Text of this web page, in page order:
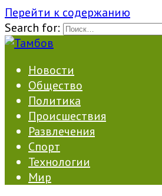
Перейти к содержанию
Search for:
Новости
Общество
Политика
Происшествия
Развлечения
Спорт
Технологии
Мир